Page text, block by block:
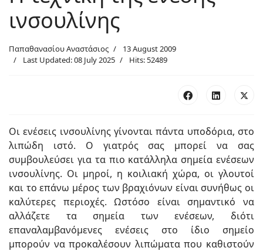
ινσουλίνης
Παπαθανασίου Αναστάσιος
13 August 2009
Last Updated: 08 July 2025
Hits: 52489
Οι ενέσεις ινσουλίνης γίνονται πάντα υποδόρια, στο
λιπώδη ιστό. Ο γιατρός σας μπορεί να σας
συμβουλεύσει για τα πιο κατάλληλα σημεία ενέσεων
ινσουλίνης. Οι μηροί, η κοιλιακή χώρα, οι γλουτοί
και το επάνω μέρος των βραχιόνων είναι συνήθως οι
καλύτερες περιοχές. Ωστόσο είναι σημαντικό να
αλλάζετε τα σημεία των ενέσεων, διότι
επαναλαμβανόμενες ενέσεις στο ίδιο σημείο
μπορούν να προκαλέσουν λιπώματα που καθιστούν